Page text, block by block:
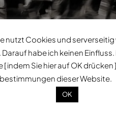
nutzt Cookies und
habe ich keinen
[ indem Sie hier auf OK drücken
dieser Website.
OK